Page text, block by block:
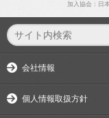
加入協会：日
会社情報
個人情報取扱方針